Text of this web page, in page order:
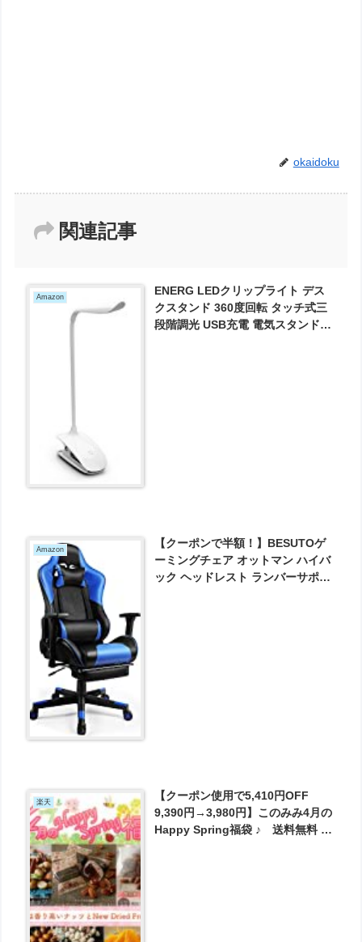
okaidoku
関連記事
Amazon
ENERG LEDクリップライト デス
クスタンド 360度回転 タッチ式三
段階調光 USB充電 電気スタンド
Amazon
【クーポンで半額！】BESUTOゲ
ーミングチェア オットマン ハイバ
ック ヘッドレスト ランバーサポー
楽天
【クーポン使用で5,410円OFF
9,390円→3,980円】このみみ4月の
Happy Spring福袋 ♪ 送料無料 が